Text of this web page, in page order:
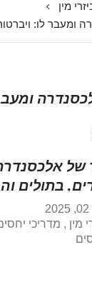
מין
ומעבר לו:
של
בתולים
מין , מדריכי